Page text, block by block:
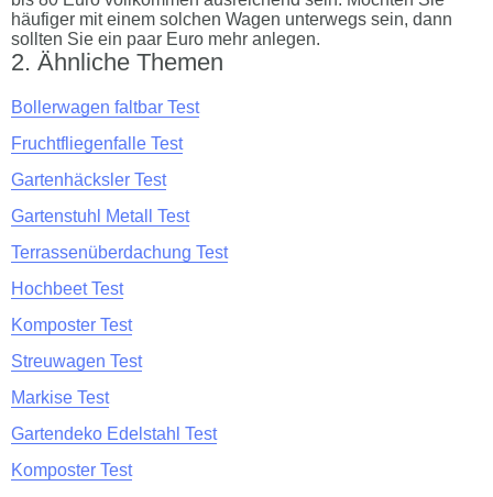
häufiger mit einem solchen Wagen unterwegs sein, dann
sollten Sie ein paar Euro mehr anlegen.
Ähnliche Themen
Bollerwagen faltbar Test
Fruchtfliegenfalle Test
Gartenhäcksler Test
Gartenstuhl Metall Test
Terrassenüberdachung Test
Hochbeet Test
Komposter Test
Streuwagen Test
Markise Test
Gartendeko Edelstahl Test
Komposter Test